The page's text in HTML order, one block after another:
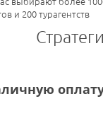
и 200 турагентств